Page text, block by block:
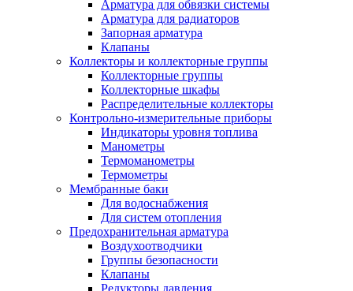
Арматура для обвязки системы
Арматура для радиаторов
Запорная арматура
Клапаны
Коллекторы и коллекторные группы
Коллекторные группы
Коллекторные шкафы
Распределительные коллекторы
Контрольно-измерительные приборы
Индикаторы уровня топлива
Манометры
Термоманометры
Термометры
Мембранные баки
Для водоснабжения
Для систем отопления
Предохранительная арматура
Воздухоотводчики
Группы безопасности
Клапаны
Редукторы давления